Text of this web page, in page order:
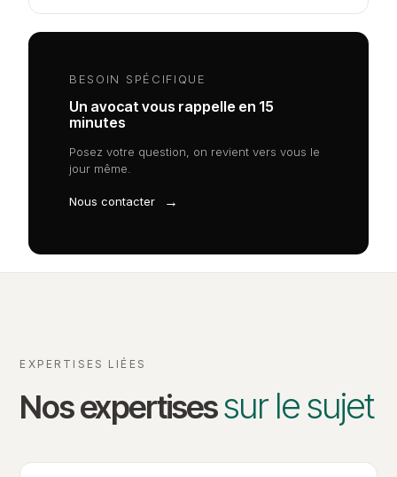
BESOIN SPÉCIFIQUE
Un avocat vous rappelle en 15
minutes
Posez votre question, on revient vers vous le
jour même.
Nous contacter →
EXPERTISES LIÉES
Nos expertisessur le sujet